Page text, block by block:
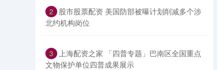
2
​股市股票配资 美国防部被曝计划削减多个涉
北约机构岗位
3
​上海配资之家 「四普专题」巴南区全国重点
文物保护单位四普成果展示